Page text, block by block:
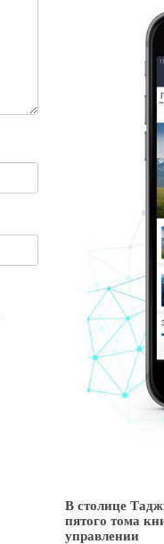
В столице
пятого тома
управлении